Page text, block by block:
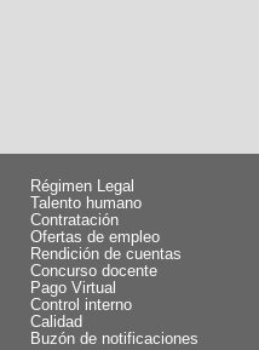
Régimen Legal
Talento humano
Contratación
Ofertas de empleo
Rendición de cuentas
Concurso docente
Pago Virtual
Control interno
Calidad
Buzón de notificaciones